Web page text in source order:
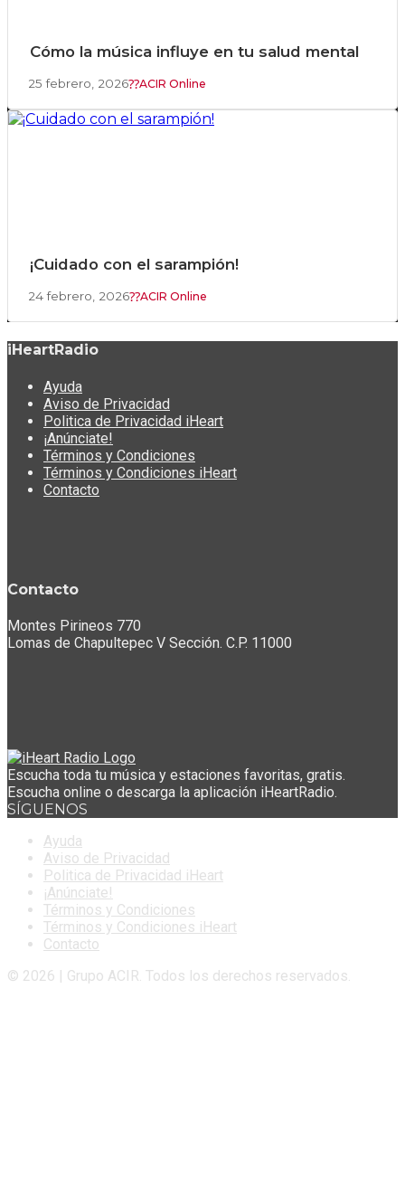
Cómo la música influye en tu salud mental
25 febrero, 2026 ACIR Online
¡Cuidado con el sarampión!
24 febrero, 2026 ACIR Online
iHeartRadio
Ayuda
Aviso de Privacidad
Politica de Privacidad iHeart
¡Anúnciate!
Términos y Condiciones
Términos y Condiciones iHeart
Contacto
Contacto
Montes Pirineos 770
Lomas de Chapultepec V Sección. C.P. 11000
Escucha toda tu música y estaciones favoritas, gratis.
Escucha online o descarga la aplicación iHeartRadio.
SÍGUENOS
Ayuda
Aviso de Privacidad
Politica de Privacidad iHeart
¡Anúnciate!
Términos y Condiciones
Términos y Condiciones iHeart
Contacto
© 2026 | Grupo ACIR. Todos los derechos reservados.